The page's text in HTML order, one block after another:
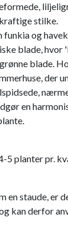
stilke.
og
blade, hvor
blade.
der
en
5 planter pr.
en staude, er
kan derfor